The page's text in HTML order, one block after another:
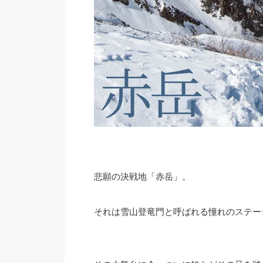
悲願の決戦地「赤岳」。
それは雪山登竜門と呼ばれる憧れのステー